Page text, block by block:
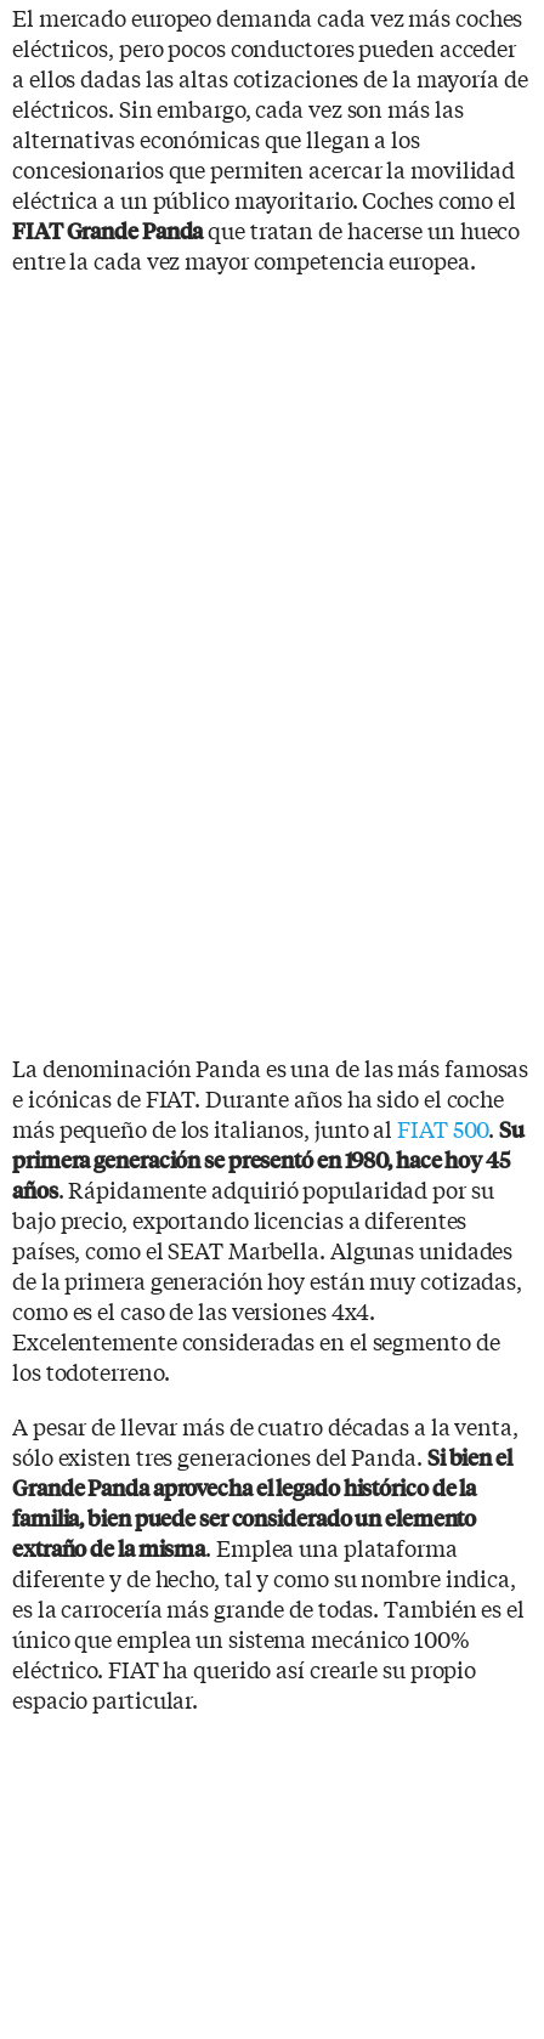
El mercado europeo demanda cada vez más coches
eléctricos, pero pocos conductores pueden acceder
a ellos dadas las altas cotizaciones de la mayoría de
eléctricos. Sin embargo, cada vez son más las
alternativas económicas que llegan a los
concesionarios que permiten acercar la movilidad
eléctrica a un público mayoritario. Coches como el
FIAT Grande Pandaque tratan de hacerse un hueco
entre la cada vez mayor competencia europea.
La denominación Panda es una de las más famosas
e icónicas de FIAT. Durante años ha sido el coche
más pequeño de los italianos, junto alFIAT 500.Su
primera generación se presentó en 1980, hace hoy 45
años. Rápidamente adquirió popularidad por su
bajo precio, exportando licencias a diferentes
países, como el SEAT Marbella. Algunas unidades
de la primera generación hoy están muy cotizadas,
como es el caso de las versiones 4x4.
Excelentemente consideradas en el segmento de
los todoterreno.
A pesar de llevar más de cuatro décadas a la venta,
sólo existen tres generaciones del Panda. Si bien el
Grande Panda aprovecha el legado histórico de la
familia, bien puede ser considerado un elemento
extraño de la misma. Emplea una plataforma
diferente y de hecho, tal y como su nombre indica,
es la carrocería más grande de todas. También es el
único que emplea un sistema mecánico 100%
eléctrico. FIAT ha querido así crearle su propio
espacio particular.